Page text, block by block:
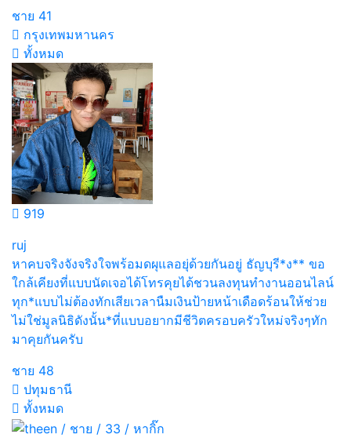
ชาย 41
กรุงเทพมหานคร
ทั้งหมด
919
ruj
หาคบจริงจังจริงใจพร้อมดผุแลอยุ่ด้วยกันอยู่ ธัญบุรี*ง** ขอ
ใกล้เคียงที่แบบนัดเจอได้โทรคุยได้ชวนลงทุนทำงานออนไลน์
ทุก*แบบไม่ต้องทักเสียเวลานืมเงินป้ายหน้าเดือดร้อนให้ช่วย
ไม่ใช่มูลนิธิดังนั้น*ที่แบบอยากมีชีวิตครอบครัวใหม่จริงๆทัก
มาคุยกันครับ
ชาย 48
ปทุมธานี
ทั้งหมด